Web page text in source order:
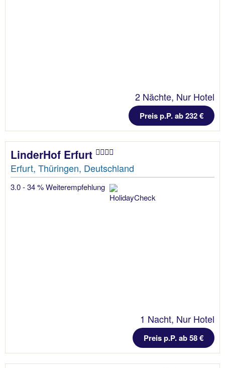
2 Nächte, Nur Hotel
Preis p.P. ab 232 €
LinderHof Erfurt
Erfurt, Thüringen, Deutschland
3.0 - 34 % Weiterempfehlung
1 Nacht, Nur Hotel
Preis p.P. ab 58 €